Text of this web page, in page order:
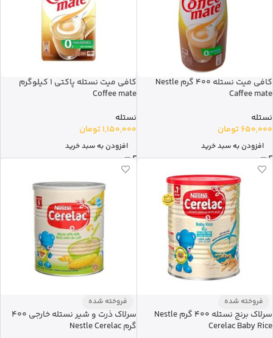
کافی میت نستله 400 گرم Nestle
Caffee mate
نستله
650,000تومان
افزودن به سبد خرید
کافی میت نستله پاکتی 1 کیلوگرم
Coffee mate
نستله
1,150,000 تومان
افزودن به سبد خرید
فروخته شده
سرلاک برنج نستله 400 گرم Nestle
Cerelac Baby Rice
فروخته شده
سرلاک ذرت و شیر نستله خارجی 400
گرم Nestle Cerelac